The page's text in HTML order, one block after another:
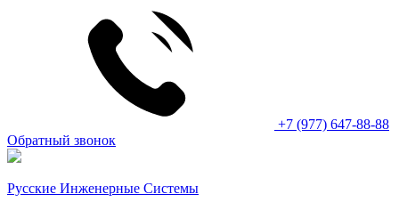
+7 (977) 647-88-88
Обратный звонок
Русские Инженерные Системы